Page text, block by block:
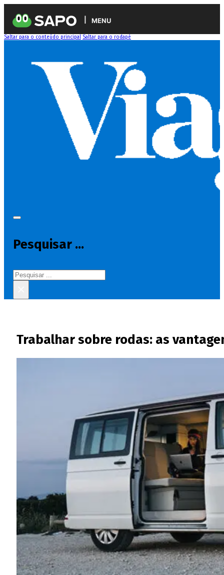
MENU
Saltar para o conteúdo principal Saltar para o rodapé
Pesquisar ...
Pesquisar
Trabalhar sobre rodas: as